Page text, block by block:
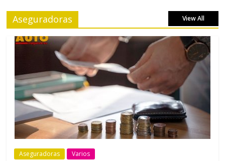
Aseguradoras View All
Aseguradoras Varios